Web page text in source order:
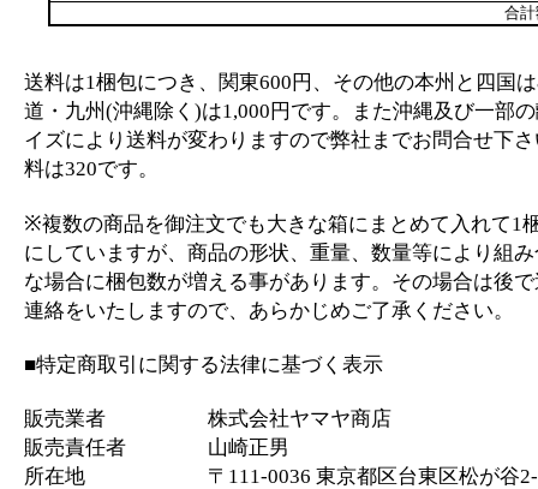
合
送料は1梱包につき、関東600円、その他の本州と四国
道・九州(沖縄除く)は1,000円です。また沖縄及び一部
イズにより送料が変わりますので弊社までお問合せ下
料は320です。
※複数の商品を御注文でも大きな箱にまとめて入れて1
にしていますが、商品の形状、重量、数量等により組
な場合に梱包数が増える事があります。その場合は後
連絡をいたしますので、あらかじめご了承ください。
■特定商取引に関する法律に基づく表示
販売業者 株式会社ヤマヤ商店
販売責任者 山崎正男
所在地 〒111-0036 東京都区台東区松が谷2-